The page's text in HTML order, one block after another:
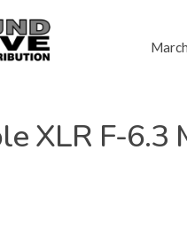
XLR F-6.3